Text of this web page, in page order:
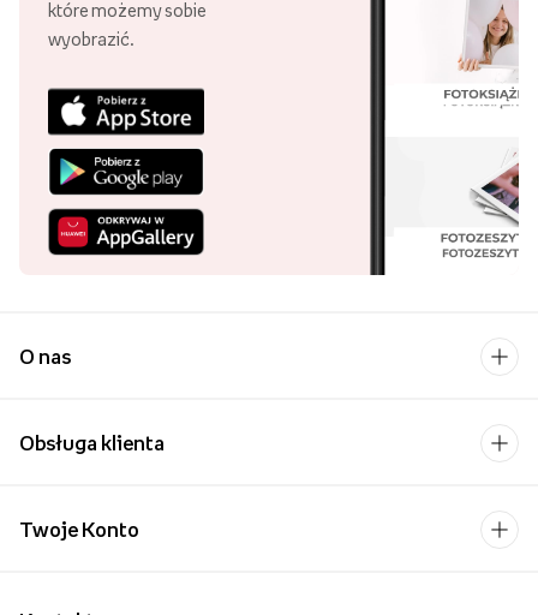
które możemy sobie
wyobrazić.
O nas
Obsługa klienta
Twoje Konto